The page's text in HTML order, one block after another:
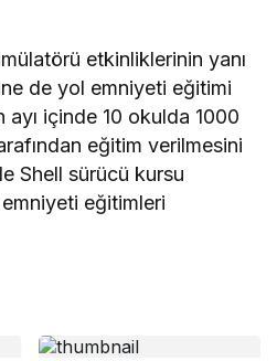
etkinliklerinin yanı
de yol emniyeti eğitimi
içinde 10 okulda 1000
eğitim verilmesini
Shell sürücü kursu
eğitimleri